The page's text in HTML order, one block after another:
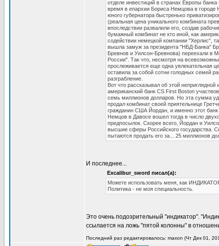
отделе инвестиций в странах Европы
время в епархии Бориса Немцова в городе
юного губернатора быстренько
(реальная цена уникального комбината
впоследствии развалили его, создав
бумажный комбинат не кто иной, как
содействии немецкой компании "Херлис",
вышла замуж за президента "НБД-Банка"
Бревнов и Уилсон-Бревнова) переехали в
России". Так что, несмотря на
прослеживается еще одна увлекательная
оставила за собой сотни голодных семей
разграбление.
Вот что рассказывал об этой
американский банк CS First Boston
семь миллионов долларов. Но эта сумма
продал комбинат своей приятельнице
гражданин США Йордан, и именно этот
Немцов в Давосе вошел тогда в число
предпосылок. Скорее всего, Йордан и
высшие сферы Российского государства.
пытаются продать его за... 25 миллионов
И последнее...
Excalibur_sword писал(а):
Можете использовать меня, как
Политика - не моя специальность.
Это очень подозрительный "индикатор".
ссылается на ложь "пятой колонны" в
Последний раз редактировалось: maxon (Чт Дек 01,